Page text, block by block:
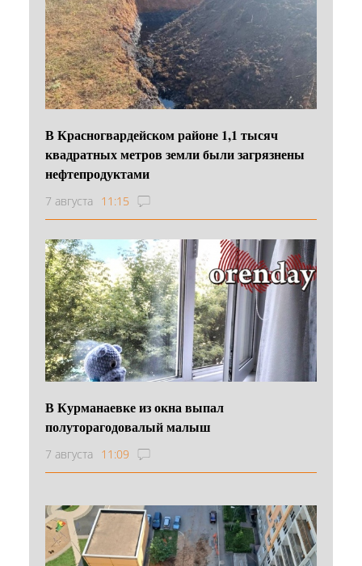
В Красногвардейском районе 1,1 тысяч
квадратных метров земли были загрязнены
нефтепродуктами
7 августа 11:15
В Курманаевке из окна выпал
полуторагодовалый малыш
7 августа 11:09